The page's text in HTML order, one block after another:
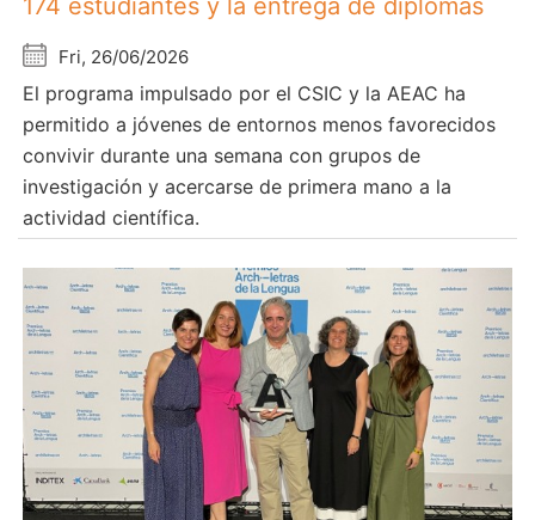
174 estudiantes y la entrega de diplomas
Fri, 26/06/2026
El programa impulsado por el CSIC y la AEAC ha
permitido a jóvenes de entornos menos favorecidos
convivir durante una semana con grupos de
investigación y acercarse de primera mano a la
actividad científica.